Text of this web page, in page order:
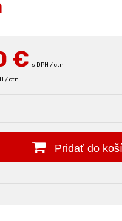
€ s DPH / ctn
/ ctn
Pridať do